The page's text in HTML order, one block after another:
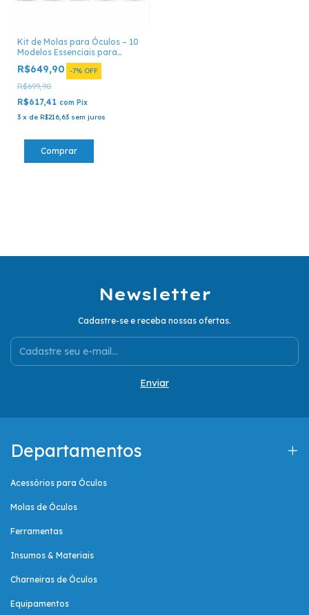
Kit de Molas para Óculos – 10
Modelos Essenciais para
Conserto Óptico
R$649,90 -7% OFF
R$699,90
R$617,41 com Pix
3 x de R$216,63 sem juros
Newsletter
Cadastre-se e receba nossas ofertas.
Departamentos
Acessórios para Óculos
Molas de Óculos
Ferramentas
Insumos & Materiais
Charneiras de Óculos
Equipamentos